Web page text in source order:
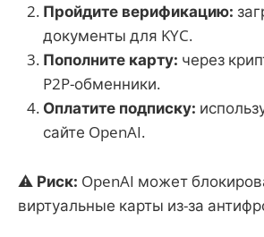
Пройдите верификацию:
документы для KYC.
Пополните карту: через
P2P-обменники.
Оплатите подписку:
сайте OpenAI.
⚠ Риск: OpenAI может
виртуальные карты из-за